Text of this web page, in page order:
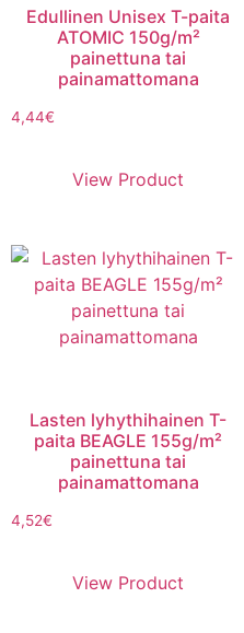
Edullinen Unisex T-paita
ATOMIC 150g/m²
painettuna tai
painamattomana
4,44€
View Product
Lasten lyhythihainen T-
paita BEAGLE 155g/m²
painettuna tai
painamattomana
4,52€
View Product